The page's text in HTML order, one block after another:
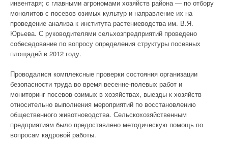
инвентаря; с главными агрономами хозяйств района — по отбору
монолитов с посевов озимых культур и направление их на
проведение анализа к института растениеводства им. В.Я.
Юрьева. С руководителями сельхозпредприятий проведено
собеседование по вопросу определения структуры посевных
площадей в 2012 году.
Проводалися комплексные проверки состояния организации
безопасности труда во время весенне-полевых работ и
мониторинг посевов озимых в хозяйствах, выезды к хозяйств
относительно выполнения мероприятий по восстановлению
общественного животноводства. Сельскохозяйственным
предприятиям было предоставлено методическую помощь по
вопросам кадровой работы.